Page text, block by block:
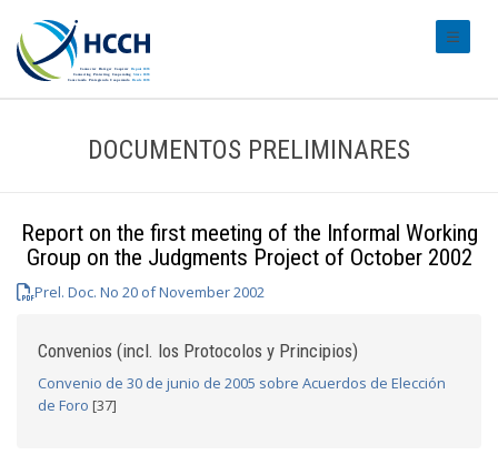
DOCUMENTOS PRELIMINARES
Report on the first meeting of the Informal Working
Group on the Judgments Project of October 2002
Prel. Doc. No 20 of November 2002
Convenios (incl. los Protocolos y Principios)
Convenio de 30 de junio de 2005 sobre Acuerdos de Elección
de Foro [37]